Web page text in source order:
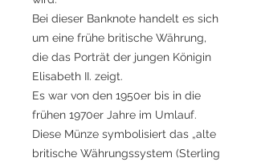
Bei dieser Banknote handelt es sich
um eine frühe britische Währung,
die das Porträt der jungen Königin
Elisabeth II. zeigt.
Es war von den 1950er bis in die
frühen 1970er Jahre im Umlauf.
Diese Münze symbolisiert das „alte
britische Währungssystem (Sterling